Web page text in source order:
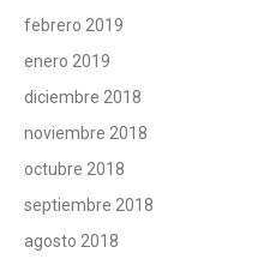
febrero 2019
enero 2019
diciembre 2018
noviembre 2018
octubre 2018
septiembre 2018
agosto 2018